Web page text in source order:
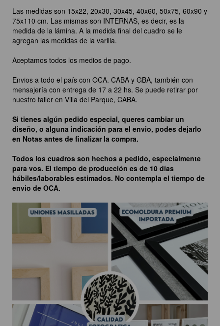
Las medidas son 15x22, 20x30, 30x45, 40x60, 50x75, 60x90 y
75x110 cm. Las mismas son INTERNAS, es decir, es la
medida de la lámina. A la medida final del cuadro se le
agregan las medidas de la varilla.
Aceptamos todos los medios de pago.
Envios a todo el país con OCA. CABA y GBA, también con
mensajería con entrega de 17 a 22 hs. Se puede retirar por
nuestro taller en Villa del Parque, CABA.
Si tienes algún pedido especial, queres cambiar un
diseño, o alguna indicación para el envio, podes dejarlo
en Notas antes de finalizar la compra.
Todos los cuadros son hechos a pedido, especialmente
para vos. El tiempo de producción es de 10 días
hábiles/laborables estimados. No contempla el tiempo de
envio de OCA.